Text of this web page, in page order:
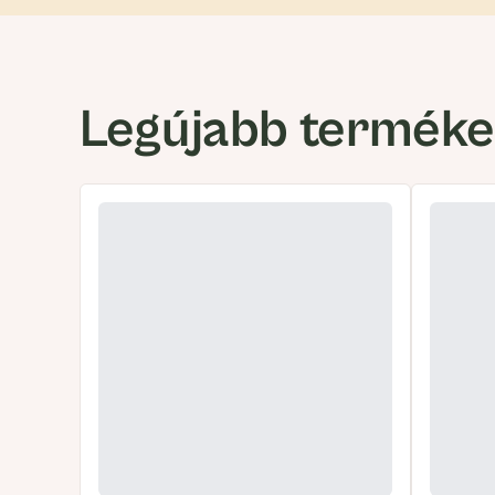
Legújabb